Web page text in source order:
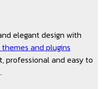
elegant design with
themes and plugins
professional and easy to